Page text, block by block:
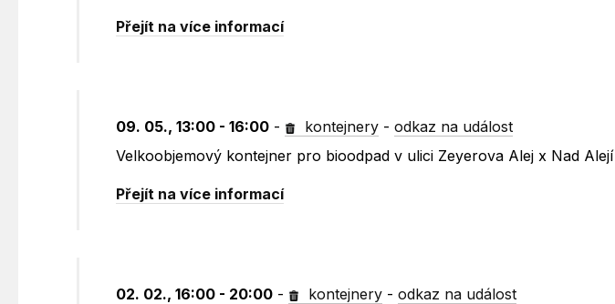
Přejít na více informací
09. 05., 13:00 - 16:00 - kontejnery -odkaz na událost
Velkoobjemový kontejner pro bioodpad v ulici Zeyerova Alej x Nad Alejí
Přejít na více informací
02. 02., 16:00 - 20:00 - kontejnery -odkaz na událost